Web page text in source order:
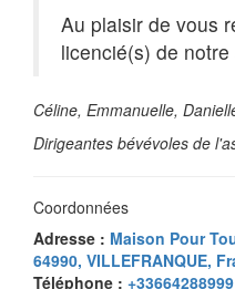
Au plaisir de vous
licencié(s) de
Céline, Emmanuelle,
Dirigeantes bévévoles de
Coordonnées
Adresse : Maison Pour
64990, VILLEFRANQUE,
Téléphone : +33664288999